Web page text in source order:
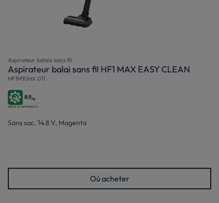
Aspirateur balais sans fil
Aspirateur balai sans fil HF1 MAX EASY CLEAN
HF1M10HX 011
8,9/10
Sans sac, 14.8 V, Magenta
Où acheter